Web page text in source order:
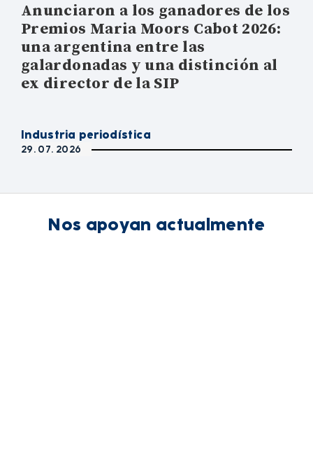
Anunciaron a los ganadores de los
Premios Maria Moors Cabot 2026:
una argentina entre las
galardonadas y una distinción al
ex director de la SIP
Industria periodística
29. 07. 2026
Nos apoyan actualmente